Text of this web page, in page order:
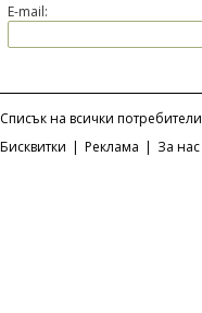
E-mail:
Списък на всички потребители
Бисквитки | Реклама | За нас